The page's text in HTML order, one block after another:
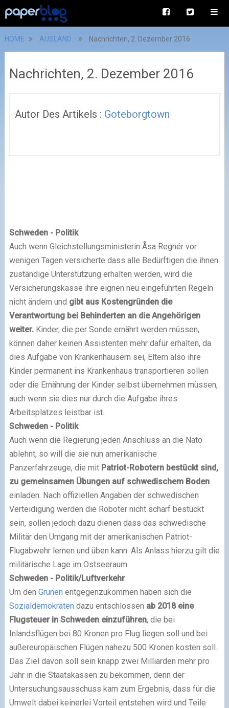
HOME AUSLAND Nachrichten, 2. Dezember 2016
Nachrichten, 2. Dezember 2016
Autor Des Artikels : Goteborgtown
Schweden - Politik
Auch wenn Gleichstellungsministerin Åsa Regnér vor
wenigen Tagen versicherte dass alle Bedürftigen die ihnen
zuständige Unterstützung erhalten werden, wird die
Versicherungskasse ihre eignen neu eingeführten Regeln
nicht ändern und gibt aus Kostengründen die
Verantwortung bei Behinderten an die Angehörigen
weiter.Kinder, die per Sonde ernährt werden müssen,
können daher keinen Assistenten mehr dafür erhalten, da
dies Aufgabe von Krankenhäusern sei, Eltern also ihre
Kinder permanent ins Krankenhaus transportieren sollen
oder die Ernährung der Kinder selbst übernehmen müssen,
auch wenn sie dies nur durch die Aufgabe ihres
Arbeitsplatzes leistbar ist.
Schweden - Politik
Auch wenn die Regierung jeden Anschluss an die Nato
ablehnt, so will die sie nun amerikanische
Panzerfahrzeuge, die mit Patriot-Robotern bestückt sind,
zu gemeinsamen Übungen auf schwedischem Boden
einladen. Nach offiziellen Angaben der schwedischen
Verteidigung werden die Roboter nicht scharf bestückt
sein, sollen jedoch dazu dienen dass das schwedische
Militär den Umgang mit der amerikanischen Patriot-
Flugabwehr lernen und üben kann. Als Anlass hierzu gilt die
militärische Lage im Ostseeraum.
Schweden - Politik/Luftverkehr
Um den Grünen entgegenzukommen haben sich die
Sozialdemokraten dazu entschlossen ab 2018 eine
Flugsteuer in Schweden einzuführen, die bei
Inlandsflügen bei 80 Kronen pro Flug liegen soll und bei
außereuropäischen Flügen nahezu 500 Kronen kosten soll.
Das Ziel davon soll sein knapp zwei Milliarden mehr pro
Jahr in die Staatskassen zu bekommen, denn der
Untersuchungsausschuss kam zum Ergebnis, dass für die
Umwelt dabei keinerlei Vorteil entstehen wird und Teile